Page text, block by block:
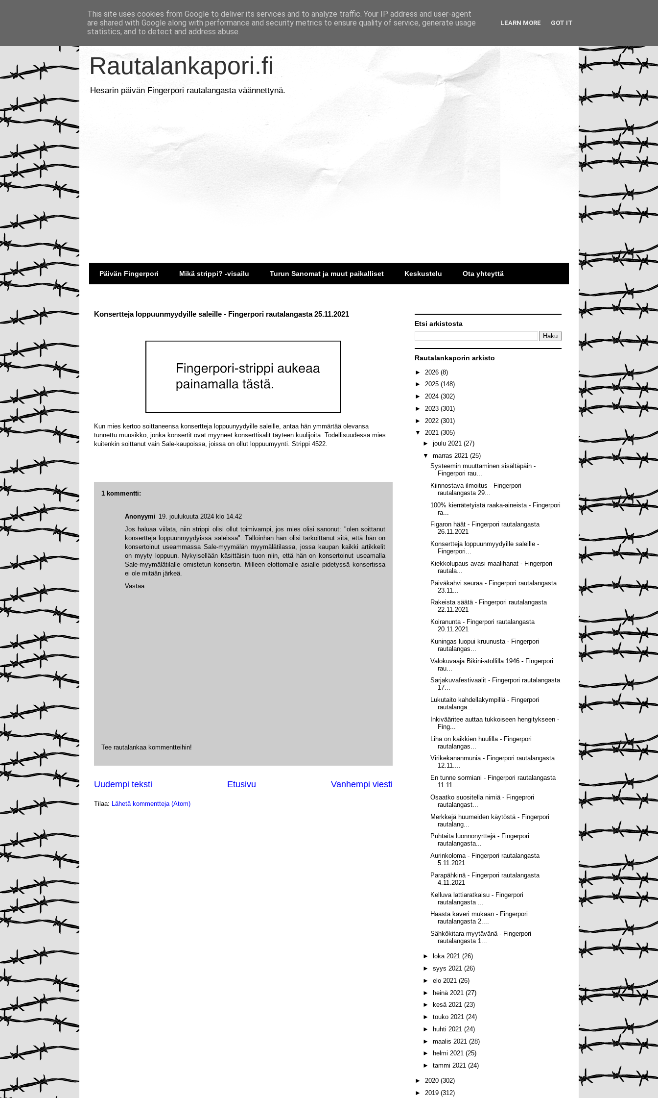
Rautalankapori.fi
Hesarin päivän Fingerpori rautalangasta väännettynä.
Päivän Fingerpori Mikä strippi? -visailu Turun Sanomat ja muut paikalliset Keskustelu Ota yhteyttä
Konsertteja loppuunmyydyille saleille - Fingerpori rautalangasta 25.11.2021
Kun mies kertoo soittaneensa konsertteja loppuunyydyille saleille, antaa hän ymmärtää olevansa
tunnettu muusikko, jonka konsertit ovat myyneet konserttisalit täyteen kuulijoita. Todellisuudessa mies
kuitenkin soittanut vain Sale-kaupoissa, joissa on ollut loppuumyynti. Strippi 4522.
1 kommentti:
Anonyymi 19. joulukuuta 2024 klo 14.42
Jos haluaa viilata, niin strippi olisi ollut toimivampi, jos mies olisi sanonut: "olen soittanut
konsertteja loppuunmyydyissä saleissa". Tällöinhän hän olisi tarkoittanut sitä, että hän on
konsertoinut useammassa Sale-myymälän myymälätilassa, jossa kaupan kaikki artikkelit
on myyty loppuun. Nykyisellään käsittäisin tuon niin, että hän on konsertoinut useamalla
Sale-myymälätilalle omistetun konsertin. Milleen elottomalle asialle pidetyssä konsertissa
ei ole mitään järkeä.
Vastaa
Tee rautalankaa kommentteihin!
Uudempi teksti Vanhempi viesti
Etusivu
Tilaa: Lähetä kommentteja (Atom)
Etsi arkistosta
Rautalankaporin arkisto
► 2026 (8)
► 2025 (148)
► 2024 (302)
► 2023 (301)
► 2022 (301)
▼ 2021 (305)
► joulu 2021 (27)
▼ marras 2021 (25)
Systeemin muuttaminen sisältäpäin -
Fingerpori rau...
Kiinnostava ilmoitus - Fingerpori
rautalangasta 29...
100% kierrätetyistä raaka-aineista - Fingerpori
ra...
Figaron häät - Fingerpori rautalangasta
26.11.2021
Konsertteja loppuunmyydyille saleille -
Fingerpori...
Kiekkolupaus avasi maalihanat - Fingerpori
rautala...
Päiväkahvi seuraa - Fingerpori rautalangasta
23.11...
Rakeista säätä - Fingerpori rautalangasta
22.11.2021
Koiranunta - Fingerpori rautalangasta
20.11.2021
Kuningas luopui kruunusta - Fingerpori
rautalangas...
Valokuvaaja Bikini-atollilla 1946 - Fingerpori
rau...
Sarjakuvafestivaalit - Fingerpori rautalangasta
17...
Lukutaito kahdellakympillä - Fingerpori
rautalanga...
Inkivääritee auttaa tukkoiseen hengitykseen -
Fing...
Liha on kaikkien huulilla - Fingerpori
rautalangas...
Virikekananmunia - Fingerpori rautalangasta
12.11....
En tunne sormiani - Fingerpori rautalangasta
11.11...
Osaatko suositella nimiä - Fingeprori
rautalangast...
Merkkejä huumeiden käytöstä - Fingerpori
rautalang...
Puhtaita luonnonyrttejä - Fingerpori
rautalangasta...
Aurinkoloma - Fingerpori rautalangasta
5.11.2021
Parapähkinä - Fingerpori rautalangasta
4.11.2021
Kelluva lattiaratkaisu - Fingerpori
rautalangasta ...
Haasta kaveri mukaan - Fingerpori
rautalangasta 2....
Sähkökitara myytävänä - Fingerpori
rautalangasta 1...
► loka 2021 (26)
► syys 2021 (26)
► elo 2021 (26)
► heinä 2021 (27)
►
kesä 2021 (23)
► touko 2021 (24)
►
huhti 2021 (24)
► maalis 2021 (28)
►
helmi 2021 (25)
► tammi 2021 (24)
► 2020 (302)
► 2019 (312)
This site uses cookies from Google to deliver its services and to analyze traffic. Your IP address and user-agent
are shared with Google along with performance and security metrics to ensure quality of service, generate usage
statistics, and to detect and address abuse.
LEARN MORE GOT IT